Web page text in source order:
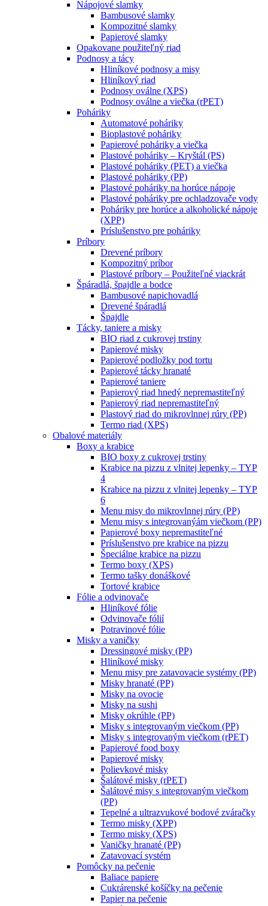
Nápojové slamky
Bambusové slamky
Kompozitné slamky
Papierové slamky
Opakovane použiteľný riad
Podnosy a tácy
Hliníkové podnosy a misy
Hliníkový riad
Podnosy oválne (XPS)
Podnosy oválne a viečka (rPET)
Poháriky
Automatové poháriky
Bioplastové poháriky
Papierové poháriky a viečka
Plastové poháriky – Kryštál (PS)
Plastové poháriky (PET) a viečka
Plastové poháriky (PP)
Plastové poháriky na horúce nápoje
Plastové poháriky pre ochladzovače vody
Poháriky pre horúce a alkoholické nápoje
(XPP)
Príslušenstvo pre poháriky
Príbory
Drevené príbory
Kompozitný príbor
Plastové príbory – Použiteľné viackrát
Špáradlá, špajdle a bodce
Bambusové napichovadlá
Drevené špáradlá
Špajdle
Tácky, taniere a misky
BIO riad z cukrovej trstiny
Papierové misky
Papierové podložky pod tortu
Papierové tácky hranaté
Papierové taniere
Papierový riad hnedý nepremastiteľný
Papierový riad nepremastiteľný
Plastový riad do mikrovlnnej rúry (PP)
Termo riad (XPS)
Obalové materiály
Boxy a krabice
BIO boxy z cukrovej trstiny
Krabice na pizzu z vlnitej lepenky – TYP
4
Krabice na pizzu z vlnitej lepenky – TYP
6
Menu misy do mikrovlnnej rúry (PP)
Menu misy s integrovanýám viečkom (PP)
Papierové boxy nepremastiteľné
Príslušenstvo pre krabice na pizzu
Špeciálne krabice na pizzu
Termo boxy (XPS)
Termo tašky donáškové
Tortové krabice
Fólie a odvinovače
Hliníkové fólie
Odvinovače fólií
Potravinové fólie
Misky a vaničky
Dressingové misky (PP)
Hliníkové misky
Menu misy pre zatavovacie systémy (PP)
Misky hranaté (PP)
Misky na ovocie
Misky na sushi
Misky okrúhle (PP)
Misky s integrovaným viečkom (PP)
Misky s integrovaným viečkom (rPET)
Papierové food boxy
Papierové misky
Polievkové misky
Šalátové misky (rPET)
Šalátové misy s integrovaným viečkom
(PP)
Tepelné a ultrazvukové bodové zváračky
Termo misky (XPP)
Termo misky (XPS)
Vaničky hranaté (PP)
Zatavovací systém
Pomôcky na pečenie
Baliace papiere
Cukrárenské košíčky na pečenie
Papier na pečenie